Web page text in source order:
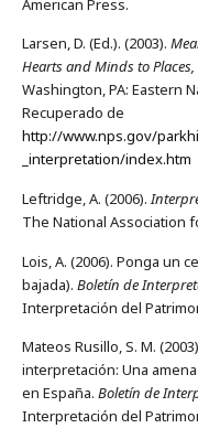
American Press.
Larsen, D. (Ed.). (2003).
Hearts and Minds to
Washington, PA: Eastern
Recuperado de
http://www.nps.gov/
_interpretation/index.htm
Leftridge, A. (2006).
The National Association
Lois, A. (2006). Ponga un
bajada). Boletín de
Interpretación del
Mateos Rusillo, S. M.
interpretación: Una
en España. Boletín de
Interpretación del